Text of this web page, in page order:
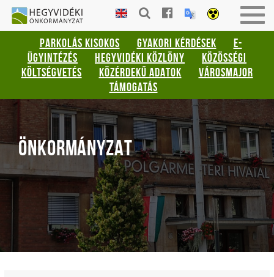
Gyorsbillentyűk
listája
Keresés:
"S"
Bejelentkezés:
HEGYVIDÉKI
ÖNKORMÁNYZAT
PARKOLÁS KISOKOS GYAKORI KÉRDÉSEK
E-
ÜGYINTÉZÉS
HEGYVIDÉKI KÖZLÖNY
KÖZÖSSÉGI
KÖLTSÉGVETÉS
KÖZÉRDEKŰ ADATOK
VÁROSMAJOR
TÁMOGATÁS
ÖNKORMÁNYZAT